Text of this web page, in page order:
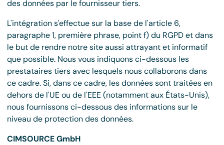
des données par le fournisseur tiers.
L'intégration s'effectue sur la base de l'article 6,
paragraphe 1, première phrase, point f) du RGPD et dans
le but de rendre notre site aussi attrayant et informatif
que possible. Nous vous indiquons ci-dessous les
prestataires tiers avec lesquels nous collaborons dans
ce cadre. Si, dans ce cadre, les données sont traitées en
dehors de l'UE ou de l'EEE (notamment aux États-Unis),
nous fournissons ci-dessous des informations sur le
niveau de protection des données.
CIMSOURCE GmbH